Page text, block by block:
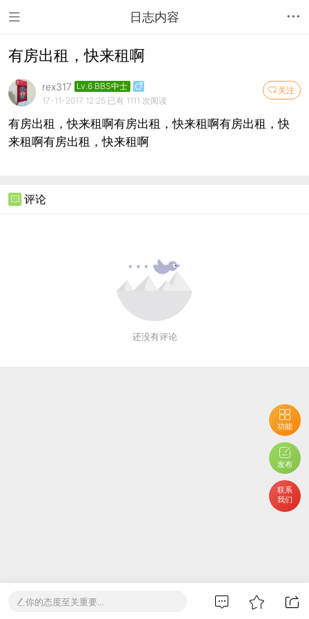
日志内容
功能
发布
联系
我们
有房出租，快来租啊
关注
rex317 Lv.6 BBS中士
17-11-2017 12:25 已有 1111 次阅读
有房出租，快来租啊有房出租，快来租啊有房出租，快
来租啊有房出租，快来租啊
评论
还没有评论
你的态度至关重要...